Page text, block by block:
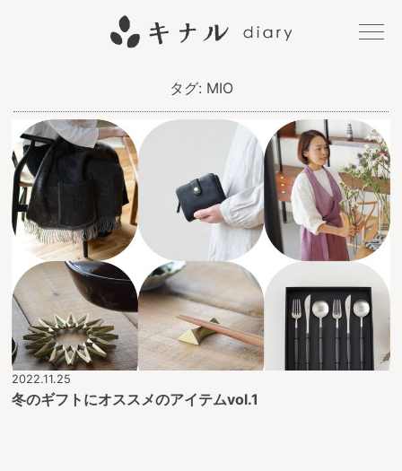
キナル
diary
タグ: MIO
2022.11.25
冬のギフトにオススメのアイテムvol.1